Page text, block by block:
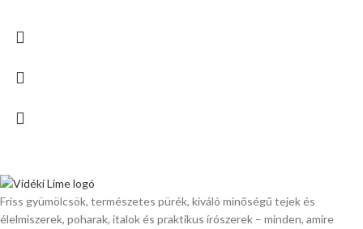
Friss gyümölcsök, természetes pürék, kiváló minőségű tejek és
élelmiszerek, poharak, italok és praktikus írószerek – minden, amire